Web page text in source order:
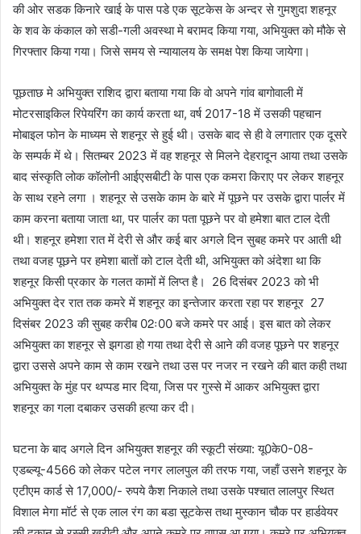
की ओर सडक किनारे खाई के पास पडे एक सूटकेस के अन्दर से गुमशुदा शहनूर
के शव के कंकाल को सडी-गली अवस्था मे बरामद किया गया, अभियुक्त को मौके से
गिरफ्तार किया गया। जिसे समय से न्यायालय के समक्ष पेश किया जायेगा।
पूछताछ मे अभियुक्त राशिद द्वारा बताया गया कि वो अपने गांव बागोवाली में
मोटरसाइकिल रिपेयरिंग का कार्य करता था, वर्ष 2017-18 में उसकी पहचान
मोबाइल फोन के माध्यम से शहनूर से हुई थी। उसके बाद से ही वे लगातार एक दूसरे
के सम्पर्क में थे। सितम्बर 2023 में वह शहनूर से मिलने देहरादून आया तथा उसके
बाद संस्कृति लोक कॉलोनी आईएसबीटी के पास एक कमरा किराए पर लेकर शहनूर
के साथ रहने लगा । शहनूर से उसके काम के बारे में पूछने पर उसके द्वारा पार्लर में
काम करना बताया जाता था, पर पार्लर का पता पूछने पर वो हमेशा बात टाल देती
थी। शहनूर हमेशा रात में देरी से और कई बार अगले दिन सुबह कमरे पर आती थी
तथा वजह पूछने पर हमेशा बातों को टाल देती थी, अभियुक्त को अंदेशा था कि
शहनूर किसी प्रकार के गलत कामों में लिप्त है। 26 दिसंबर 2023 को भी
अभियुक्त देर रात तक कमरे में शहनूर का इन्तेजार करता रहा पर शहनूर 27
दिसंबर 2023 की सुबह करीब 02ः00 बजे कमरे पर आई। इस बात को लेकर
अभियुक्त का शहनूर से झगडा हो गया तथा देरी से आने की वजह पूछने पर शहनूर
द्वारा उससे अपने काम से काम रखने तथा उस पर नजर न रखने की बात कही तथा
अभियुक्त के मुंह पर थप्पड मार दिया, जिस पर गुस्से में आकर अभियुक्त द्वारा
शहनूर का गला दबाकर उसकी हत्या कर दी।
घटना के बाद अगले दिन अभियुक्त शहनूर की स्कूटी संख्या: यू0के0-08-
एडब्ल्यू-4566 को लेकर पटेल नगर लालपुल की तरफ गया, जहाँ उसने शहनूर के
एटीएम कार्ड से 17,000/- रुपये कैश निकाले तथा उसके पश्चात लालपुर स्थित
विशाल मेगा मॉर्ट से एक लाल रंग का बडा सूटकेस तथा मुस्कान चौक पर हार्डवेयर